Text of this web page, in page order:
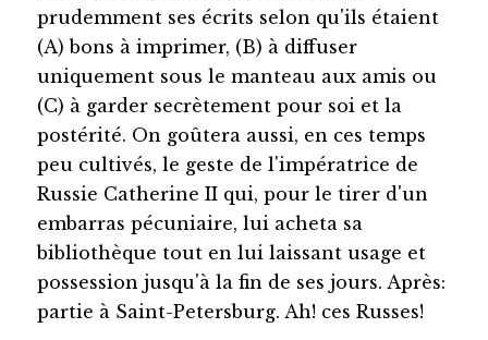
prudemment ses écrits selon qu'ils étaient
(A) bons à imprimer, (B) à diffuser
uniquement sous le manteau aux amis ou
(C) à garder secrètement pour soi et la
postérité. On goûtera aussi, en ces temps
peu cultivés, le geste de l'impératrice de
Russie Catherine II qui, pour le tirer d'un
embarras pécuniaire, lui acheta sa
bibliothèque tout en lui laissant usage et
possession jusqu'à la fin de ses jours. Après:
partie à Saint-Petersburg. Ah! ces Russes!